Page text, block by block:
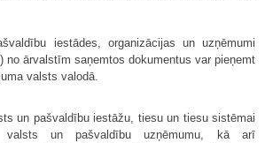
iestādes, organizācijas un uzņēmumi
no ārvalstīm saņemtos dokumentus var pieņemt
valsts valodā.
un pašvaldību iestāžu, tiesu un tiesu sistēmai
valsts un pašvaldību uzņēmumu, kā arī